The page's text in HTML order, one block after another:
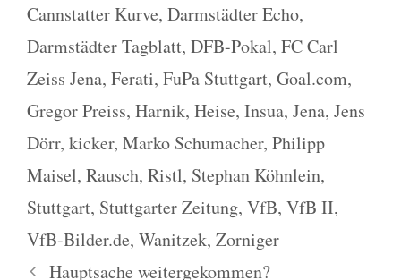
Cannstatter Kurve, Darmstädter Echo,
Darmstädter Tagblatt, DFB-Pokal, FC Carl
Zeiss Jena, Ferati, FuPa Stuttgart, Goal.com,
Gregor Preiss, Harnik, Heise, Insua, Jena, Jens
Dörr, kicker, Marko Schumacher, Philipp
Maisel, Rausch, Ristl, Stephan Köhnlein,
Stuttgart, Stuttgarter Zeitung, VfB, VfB II,
VfB-Bilder.de, Wanitzek, Zorniger
Hauptsache weitergekommen?